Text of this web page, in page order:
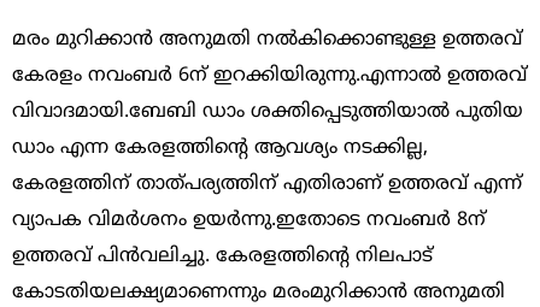
മരം മുറിക്കാന്‍ അനുമതി നല്‍കിക്കൊണ്ടുള്ള ഉത്തരവ്
കേരളം നവംബര്‍ 6ന് ഇറക്കിയിരുന്നു.എന്നാല്‍ ഉത്തരവ്
വിവാദമായി.ബേബി ഡാം ശക്തിപ്പെടുത്തിയാല്‍ പുതിയ
ഡാം എന്ന കേരളത്തിന്റെ ആവശ്യം നടക്കില്ല,
കേരളത്തിന് താത്പര്യത്തിന് എതിരാണ് ഉത്തരവ് എന്ന്
വ്യാപക വിമര്‍ശനം ഉയര്‍ന്നു.ഇതോടെ നവംബര്‍ 8ന്
ഉത്തരവ് പിന്‍വലിച്ചു. കേരളത്തിന്റെ നിലപാട്
കോടതിയലക്ഷ്യമാണെന്നും മരംമുറിക്കാന്‍ അനുമതി